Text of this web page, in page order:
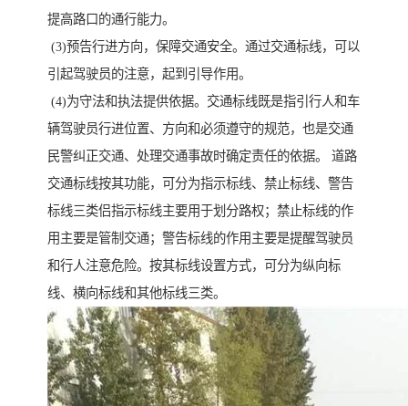
提高路口的通行能力。
(3)预告行进方向，保障交通安全。通过交通标线，可以
引起驾驶员的注意，起到引导作用。
(4)为守法和执法提供依据。交通标线既是指引行人和车
辆驾驶员行进位置、方向和必须遵守的规范，也是交通
民警纠正交通、处理交通事故时确定责任的依据。 道路
交通标线按其功能，可分为指示标线、禁止标线、警告
标线三类侣指示标线主要用于划分路权；禁止标线的作
用主要是管制交通；警告标线的作用主要是提醒驾驶员
和行人注意危险。按其标线设置方式，可分为纵向标
线、横向标线和其他标线三类。